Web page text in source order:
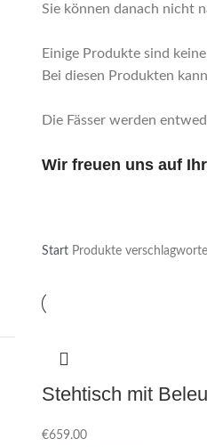
Sie können danach nicht
Einige Produkte sind
Bei diesen Produkten
Die Fässer werden
Wir freuen uns auf
Start Produkte
Stehtisch mit
€